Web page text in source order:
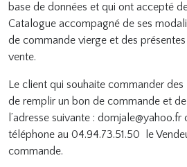
base de données et qui ont accepté
Catalogue accompagné de ses
de commande vierge et des
vente.
Le client qui souhaite commander
de remplir un bon de commande et de
l’adresse suivante :
téléphone au 04.94.73.51.50 le
commande.